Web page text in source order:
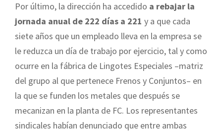
Por último, la dirección ha accedido a rebajar la
jornada anual de 222 días a 221 y a que cada
siete años que un empleado lleva en la empresa se
le reduzca un día de trabajo por ejercicio, tal y como
ocurre en la fábrica de Lingotes Especiales –matriz
del grupo al que pertenece Frenos y Conjuntos– en
la que se funden los metales que después se
mecanizan en la planta de FC. Los representantes
sindicales habían denunciado que entre ambas